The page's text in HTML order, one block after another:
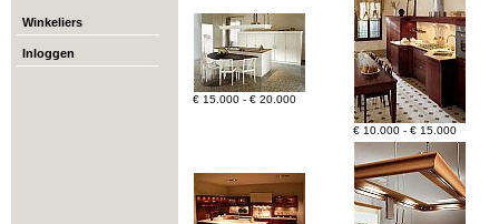
Winkeliers
Inloggen
€ 15.000 - € 20.000
€ 10.000 - € 15.000